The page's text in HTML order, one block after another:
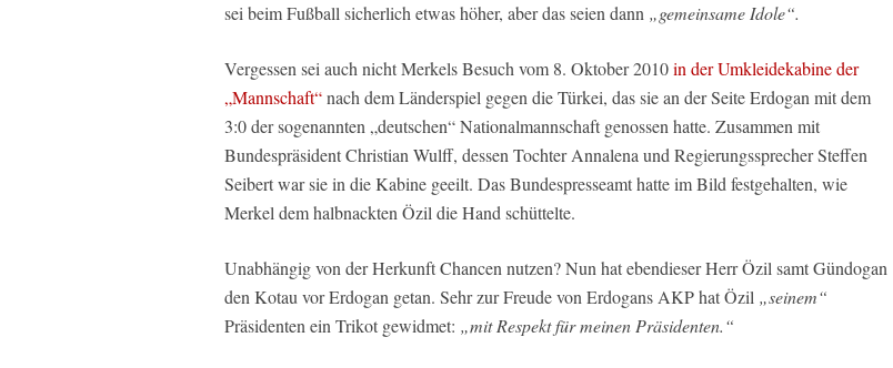
sei beim Fußball sicherlich etwas höher, aber das seien dann „gemeinsame Idole“.
Vergessen sei auch nicht Merkels Besuch vom 8. Oktober 2010in der Umkleidekabine der
„Mannschaft“nach dem Länderspiel gegen die Türkei, das sie an der Seite Erdogan mit dem
3:0 der sogenannten „deutschen“ Nationalmannschaft genossen hatte. Zusammen mit
Bundespräsident Christian Wulff, dessen Tochter Annalena und Regierungssprecher Steffen
Seibert war sie in die Kabine geeilt. Das Bundespresseamt hatte im Bild festgehalten, wie
Merkel dem halbnackten Özil die Hand schüttelte.
Unabhängig von der Herkunft Chancen nutzen? Nun hat ebendieser Herr Özil samt Gündogan
den Kotau vor Erdogan getan. Sehr zur Freude von Erdogans AKP hat Özil „seinem“
Präsidenten ein Trikot gewidmet: „mit Respekt für meinen Präsidenten.“